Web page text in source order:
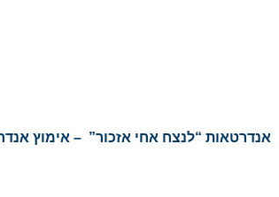
אנדרטאות “לנצח אחי אזכור” – אימוץ